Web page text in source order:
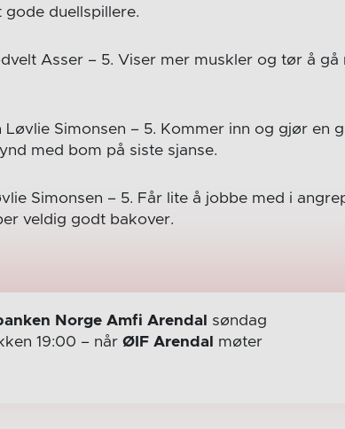
duellspillere.
Asser – 5. Viser mer muskler og tør å
Løvlie Simonsen – 5. Kommer inn og gjør en
med bom på siste sjanse.
Simonsen – 5. Får lite å jobbe med i
veldig godt bakover.
Norge Amfi Arendal
søndag
19:00 – når ØIF Arendal
møter